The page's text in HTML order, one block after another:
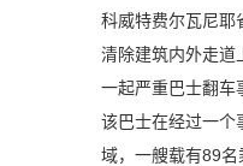
科威特费尔瓦尼耶
清除建筑内外走道
一起严重巴士翻车
该巴士在经过一个
域，一艘载有89